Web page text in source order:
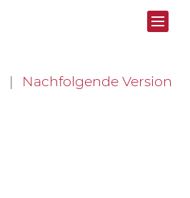
Nachfolgende Version